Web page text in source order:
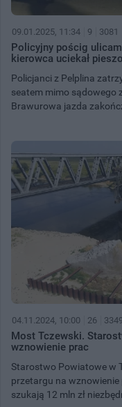
09.01.2025, 11:34 9 3081
Policyjny pościg
kierowca uciekał pieszo
Policjanci z Pelplina
seatem mimo sądowego
Brawurowa jazda
04.11.2024, 10:00 26 3349
Most Tczewski.
wznowienie prac
Starostwo Powiatowe w
przetargu na wznowienie
szukają 12 mln zł